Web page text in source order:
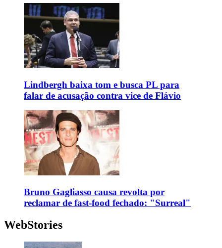
Lindbergh baixa tom e busca PL para
falar de acusação contra vice de Flávio
Bruno Gagliasso causa revolta por
reclamar de fast-food fechado: "Surreal"
WebStories